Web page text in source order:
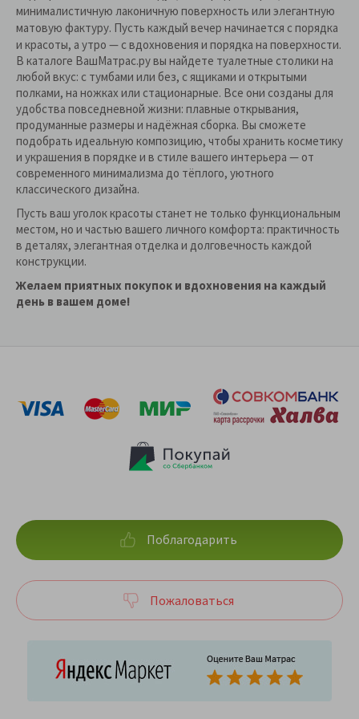
минималистичную лаконичную поверхность или элегантную
матовую фактуру. Пусть каждый вечер начинается с порядка
и красоты, а утро — с вдохновения и порядка на поверхности.
В каталоге ВашМатрас.ру вы найдете туалетные столики на
любой вкус: с тумбами или без, с ящиками и открытыми
полками, на ножках или стационарные. Все они созданы для
удобства повседневной жизни: плавные открывания,
продуманные размеры и надёжная сборка. Вы сможете
подобрать идеальную композицию, чтобы хранить косметику
и украшения в порядке и в стиле вашего интерьера — от
современного минимализма до тёплого, уютного
классического дизайна.
Пусть ваш уголок красоты станет не только функциональным
местом, но и частью вашего личного комфорта: практичность
в деталях, элегантная отделка и долговечность каждой
конструкции.
Желаем приятных покупок и вдохновения на каждый
день в вашем доме!
Поблагодарить
Пожаловаться